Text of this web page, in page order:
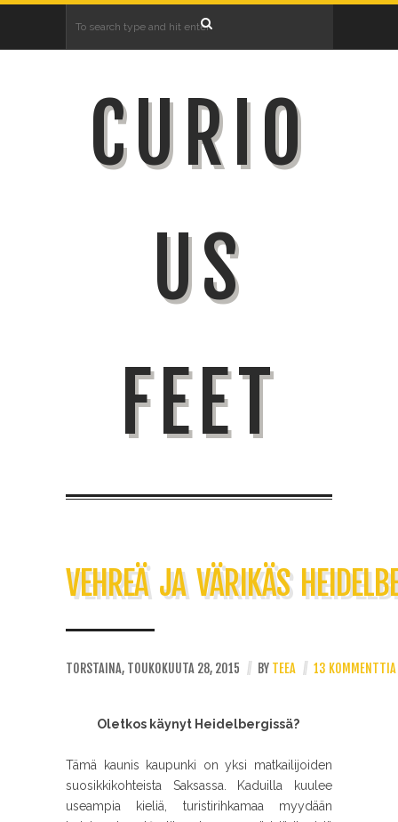
CURIO
US
FEET
VEHREÄ JA VÄRIKÄS
TORSTAINA, TOUKOKUUTA 28, 2015 // BY TEEA // 13 KOMMENTTIA
Oletkos käynyt Heidelbergissä?
Tämä kaunis kaupunki on yksi matkailijoiden
suosikkikohteista Saksassa. Kaduilla kuulee
useampia kieliä, turistirihkamaa myydään